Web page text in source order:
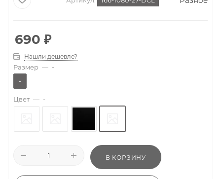
690 ₽
Нашли дешевле?
Размер — -
-
Цвет — -
В КОРЗИНУ